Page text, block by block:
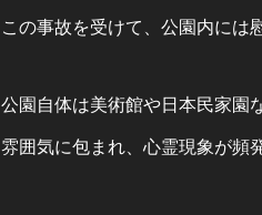
この事故を受けて、公園内には
公園自体は美術館や日本民家園
雰囲気に包まれ、心霊現象が頻